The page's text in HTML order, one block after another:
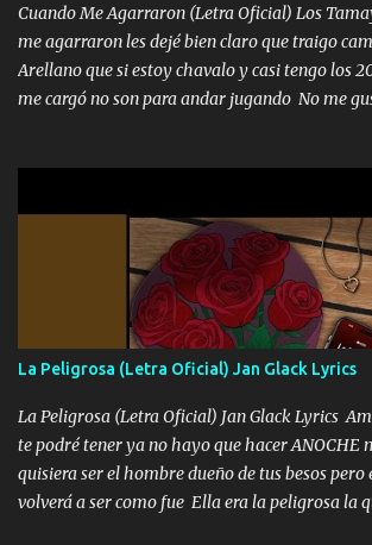
Cuando Me Agarraron (Letra Oficial) Los
me agarraron les dejé bien claro que traigo
Arellano que si estoy chavalo y casi tengo los
me cargó no son para andar jugando No me
Yo Soy El De Las Pacas Sobrino Del Brazo
fajado y mi R terciado me van a ver allá por TJ
mando un abrazo andamos al cien Choritas
Ando en la colonia bien acelerado traigo un M2
fallado para mi compadre mandó un fuerte
Especial sabe que lo apreciamos En los
tomando con mujeres hermosas y botellas
bien cuidado bien atrabancado y a los que me
lo que hablo Entre lob...
La Peligrosa (Letra Oficial) Jan Glack Lyrics
La Peligrosa (Letra Oficial) Jan Glack Lyrics
te podré tener ya no hayo que hacer ANOCHE
quisiera ser el hombre dueño de tus besos pero
volverá a ser como fue Ella era la peligrosa la